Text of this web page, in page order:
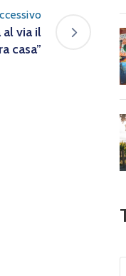
al via il
casa”